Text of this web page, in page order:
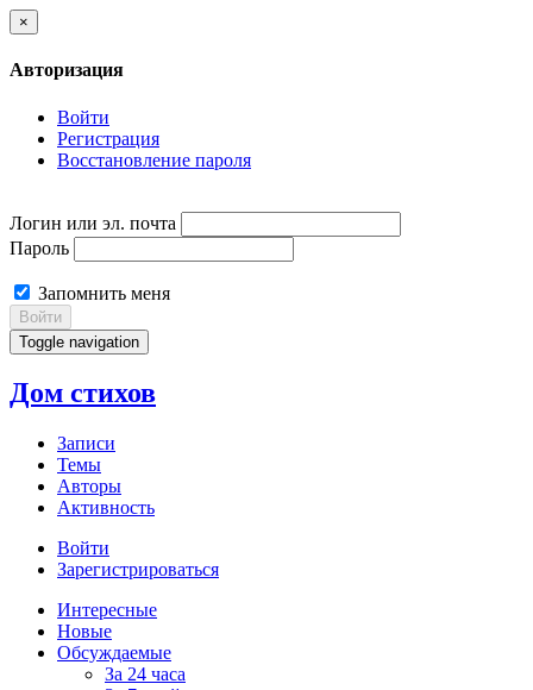
×
Авторизация
Войти
Регистрация
Восстановление пароля
Логин или эл. почта
Пароль
Запомнить меня
Войти
Toggle navigation
Дом стихов
Записи
Темы
Авторы
Активность
Войти
Зарегистрироваться
Интересные
Новые
Обсуждаемые
За 24 часа